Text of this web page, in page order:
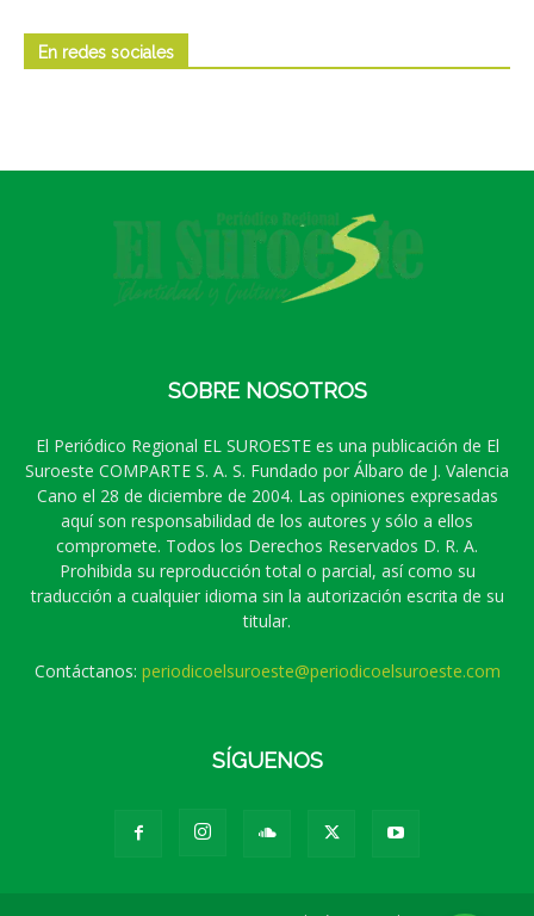
En redes sociales
SOBRE NOSOTROS
El Periódico Regional EL SUROESTE es una publicación de El
Suroeste COMPARTE S. A. S. Fundado por Álbaro de J. Valencia
Cano el 28 de diciembre de 2004. Las opiniones expresadas
aquí son responsabilidad de los autores y sólo a ellos
compromete. Todos los Derechos Reservados D. R. A.
Prohibida su reproducción total o parcial, así como su
traducción a cualquier idioma sin la autorización escrita de su
titular.
Contáctanos: periodicoelsuroeste@periodicoelsuroeste.com
SÍGUENOS